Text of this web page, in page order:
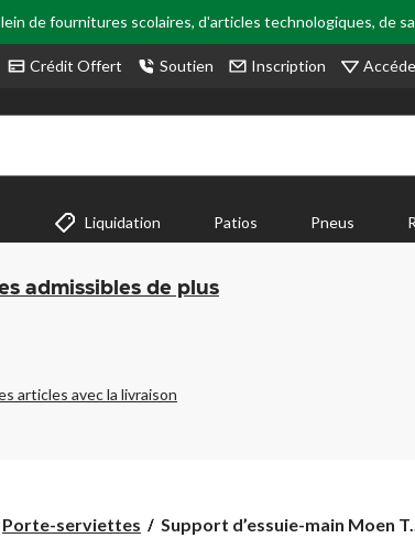
de fournitures scolaires, d'articles technologiques, de
Crédit Offert Soutien Inscription
Liquidation Patios Pneus
admissibles de plus
articles avec la livraison
Porte-serviettes
Support
Support d’essuie-main Moen T...